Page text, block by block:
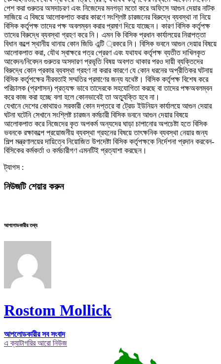
পেশ করা গুরুতর অসদাচরণ এবং নিজেদের মনগড়া মতো করে অফিসে আগুন দেয়ার নাটক
সাজিয়ে এ বিষয়ে আলোকপাত করার কারণে সংশ্লিষ্ট চারজনের বিরুদ্ধে ব্যবস্থা না নিয়ে
বিসিক কর্তৃপক্ষ তাদের পক্ষ অবলম্বন করার প্রমাণ দিয়ে যাচ্ছেন। কারণ বিসিক কর্তৃপক্ষ
তাদের বিরুদ্ধে ব্যবস্থা গ্রহণ করে নি। এমন কি বিসিক প্রধান কার্যালয়ের নিরাপত্তা
বিধান কল্পে স্থানীয় থানায় কোন জিডি এন্টি ্রকরে নি। বিসিক ভবনে আগুন দেয়ার বিষয়ে
আলোকপাত করা, যৌথ স্বাক্ষরে পত্র প্রেরণ এবং যথাযথ কর্তৃপক্ষ ব্যতীত দাখিলকৃত
আবেদন/নিবেদন গুরুতর অসদারণ প্রভৃতি বিষয় অবগত থাকার পরও দায়ী ব্যক্তিদের
বিরুদ্ধে কোন প্রকার ব্যবস্থা গ্রহণ না করার কারণে যে কোন ধরনের অপ্রীতিকর ঘটনায়
বিসিক কর্তৃপক্ষের নীরবতাই সম্মতির প্রমাণের জন্য যথেষ্ট। বিসিক কর্তৃপক্ষ বিশেষ করে
পরিচালক (প্রশাসন) প্রত্যক্ষ ভাবে তাদেরকে সহযোগিতা করছে বা তাদের পক্ষঅবলম্বন
করে কাজ করা হচ্ছে বলা হলে কোনভাবেই তা অত্যুক্তি হবে না।
যেখানে দেশের কোথায়ও সরকারী কোন দপ্তরে বা ট্রেড ইউনিয়ন কার্যালয়ে আগুন দেয়ার
ঘটনা ঘটেনি সেখানে সংশ্লিষ্ট চারজন কর্মচারী বিসিক ভবনে আগুন দেয়ার বিষয়ে
আলোকপাত করে নিজেদের কৃত অপকর্ম অন্যদের ঘাড়া চাপানোর অপচেষ্টা হতে বিসিক
ভবনকে রক্ষাকল্পে প্রয়োজনীয় ব্যবস্থা গ্রহনের বিষয়ে তাৎক্ষনিক ব্যবস্থা নেয়ার জন্য
শিল্প মন্ত্রণালয়ের দায়িত্বে নিয়োজিত উপদেষ্টা বিসিক কর্তৃপক্ষকে নির্দেশনা প্রদান করবেন-
বিসিকের কর্মকর্তা ও কর্মচারীগণ এমনটিই প্রত্যাশা করছেন।
ট্যাগস :
নিউজটি শেয়ার করুন
আপলোডকারীর তথ্য
Rostom Mollick
আপলোডকারীর সব সংবাদ
এ ক্যাটাগরির আরো নিউজ